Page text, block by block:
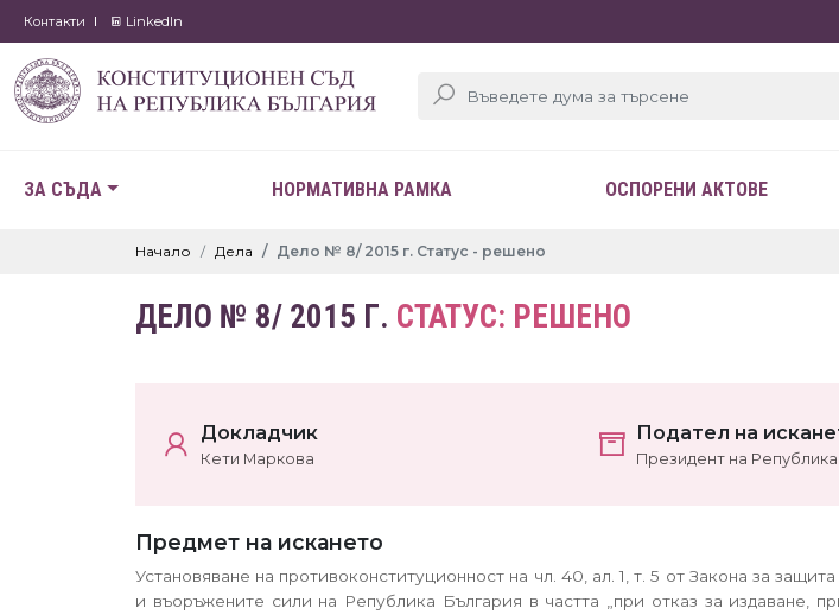
Контакти LinkedIn
ЗА СЪДА НОРМАТИВНА РАМКА ОСПОРЕНИ АКТОВЕ
Начало Дела Дело № 8/ 2015 г. Статус - решено
ДЕЛО № 8/ 2015 Г. СТАТУС: РЕШЕНО
Докладчик
Кети Маркова
Подател на
Президент на
Предмет на искането
Установяване на противоконституционност на чл. 40, ал. 1, т. 5 от Закона за
и въоръжените сили на Република България в частта „при отказ за издаване,